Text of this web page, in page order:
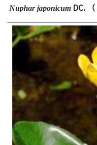
Nuphar japonicum DC.